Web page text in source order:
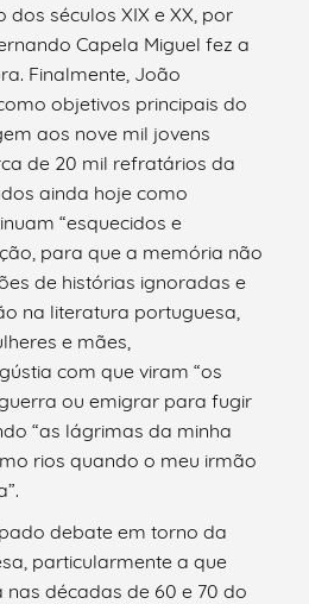
séculos XIX e XX, por
Capela Miguel fez a
Finalmente, João
objetivos principais do
aos nove mil jovens
de 20 mil refratários da
ainda hoje como
“esquecidos e
para que a memória não
de histórias ignoradas e
na literatura portuguesa,
e mães,
com que viram “os
ou emigrar para fugir
“as lágrimas da minha
rios quando o meu irmão
debate em torno da
particularmente a que
décadas de 60 e 70 do